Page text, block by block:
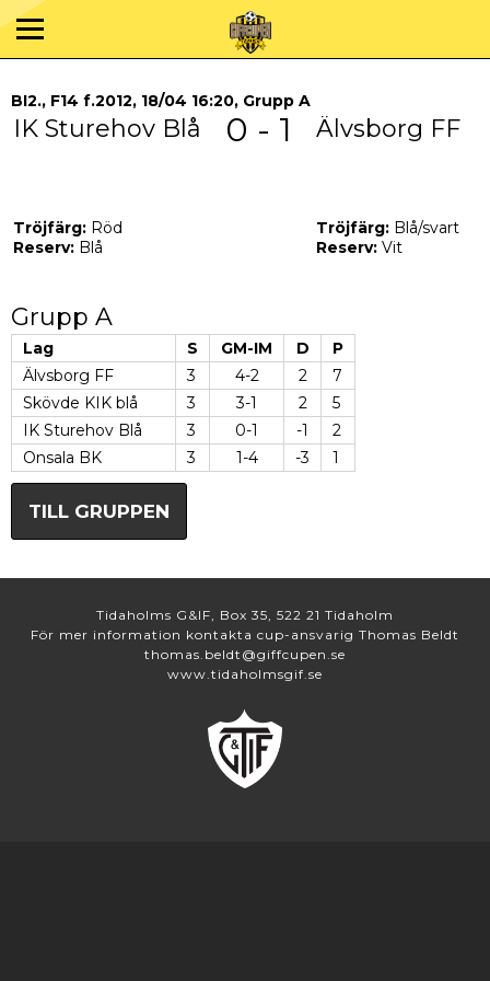
BI2., F14 f.2012, 18/04 16:20, Grupp A
IK Sturehov Blå 0 - 1 Älvsborg FF
Tröjfärg: Röd
Reserv: Blå
Tröjfärg: Blå/svart
Reserv: Vit
Grupp A
Lag S GM-IM D
P
Älvsborg FF
3 4-2 2
7
Skövde KIK blå
3 3-1 2
5
IK Sturehov Blå
3 0-1 -1
2
Onsala BK
3 1-4 -3 1
TILL GRUPPEN
Tidaholms G&IF, Box 35, 522 21 Tidaholm
För mer information kontakta cup-ansvarig Thomas Beldt
thomas.beldt@giffcupen.se
www.tidaholmsgif.se